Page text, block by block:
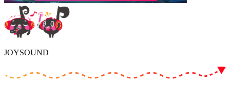
JOYSOUND